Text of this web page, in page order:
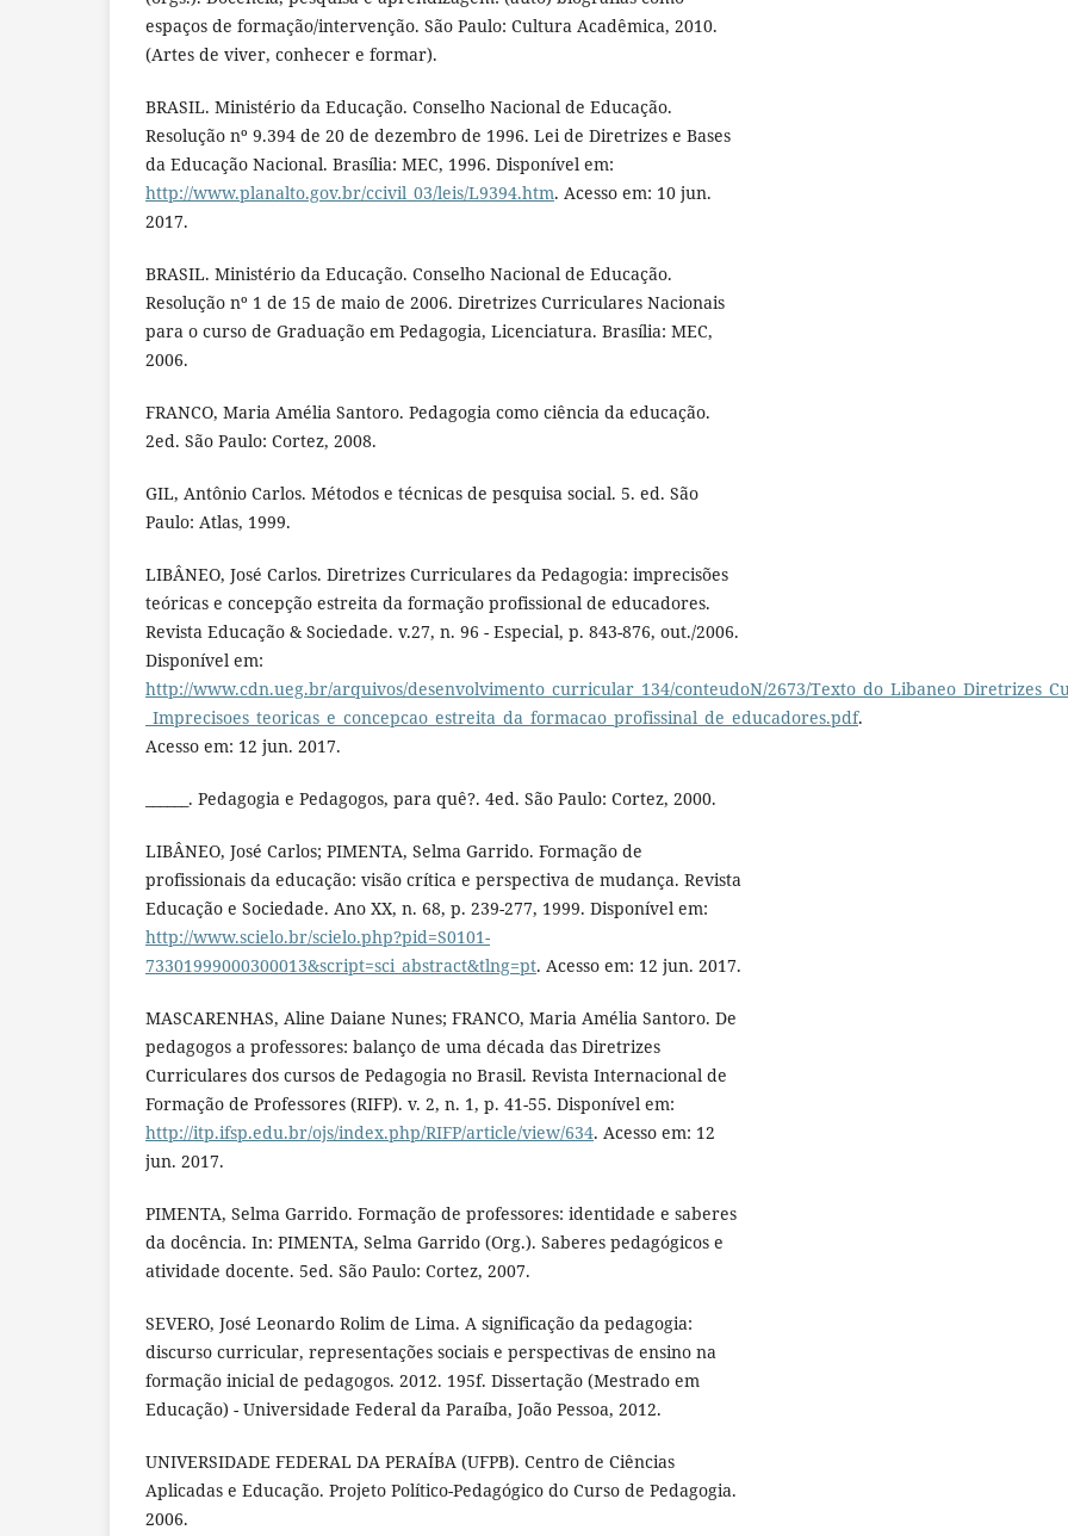
espaços de formação/intervenção. São Paulo: Cultura Acadêmica, 2010.
(Artes de viver, conhecer e formar).
BRASIL. Ministério da Educação. Conselho Nacional de Educação.
Resolução nº 9.394 de 20 de dezembro de 1996. Lei de Diretrizes e Bases
da Educação Nacional. Brasília: MEC, 1996. Disponível em:
http://www.planalto.gov.br/ccivil_03/leis/L9394.htm. Acesso em: 10 jun.
2017.
BRASIL. Ministério da Educação. Conselho Nacional de Educação.
Resolução nº 1 de 15 de maio de 2006. Diretrizes Curriculares Nacionais
para o curso de Graduação em Pedagogia, Licenciatura. Brasília: MEC,
2006.
FRANCO, Maria Amélia Santoro. Pedagogia como ciência da educação.
2ed. São Paulo: Cortez, 2008.
GIL, Antônio Carlos. Métodos e técnicas de pesquisa social. 5. ed. São
Paulo: Atlas, 1999.
LIBÂNEO, José Carlos. Diretrizes Curriculares da Pedagogia: imprecisões
teóricas e concepção estreita da formação profissional de educadores.
Revista Educação & Sociedade. v.27, n. 96 - Especial, p. 843-876, out./2006.
Disponível em:
http://www.cdn.ueg.br/arquivos/desenvolvimento_curricular_134/conteudoN/2673/
_Imprecisoes_teoricas_e_concepcao_estreita_da_formacao_profissinal_de_educadores.pdf.
Acesso em: 12 jun. 2017.
______. Pedagogia e Pedagogos, para quê?. 4ed. São Paulo: Cortez, 2000.
LIBÂNEO, José Carlos; PIMENTA, Selma Garrido. Formação de
profissionais da educação: visão crítica e perspectiva de mudança. Revista
Educação e Sociedade. Ano XX, n. 68, p. 239-277, 1999. Disponível em:
http://www.scielo.br/scielo.php?pid=S0101-
73301999000300013&script=sci_abstract&tlng=pt. Acesso em: 12 jun. 2017.
MASCARENHAS, Aline Daiane Nunes; FRANCO, Maria Amélia Santoro. De
pedagogos a professores: balanço de uma década das Diretrizes
Curriculares dos cursos de Pedagogia no Brasil. Revista Internacional de
Formação de Professores (RIFP). v. 2, n. 1, p. 41-55. Disponível em:
http://itp.ifsp.edu.br/ojs/index.php/RIFP/article/view/634. Acesso em: 12
jun. 2017.
PIMENTA, Selma Garrido. Formação de professores: identidade e saberes
da docência. In: PIMENTA, Selma Garrido (Org.). Saberes pedagógicos e
atividade docente. 5ed. São Paulo: Cortez, 2007.
SEVERO, José Leonardo Rolim de Lima. A significação da pedagogia:
discurso curricular, representações sociais e perspectivas de ensino na
formação inicial de pedagogos. 2012. 195f. Dissertação (Mestrado em
Educação) - Universidade Federal da Paraíba, João Pessoa, 2012.
UNIVERSIDADE FEDERAL DA PERAÍBA (UFPB). Centro de Ciências
Aplicadas e Educação. Projeto Político-Pedagógico do Curso de Pedagogia.
2006.